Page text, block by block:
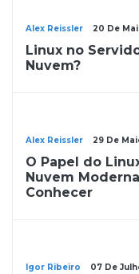
Alex Reissler 20 De
Linux no
Nuvem?
Alex Reissler 29 De
O Papel do
Nuvem
Conhecer
Igor Ribeiro 07 De